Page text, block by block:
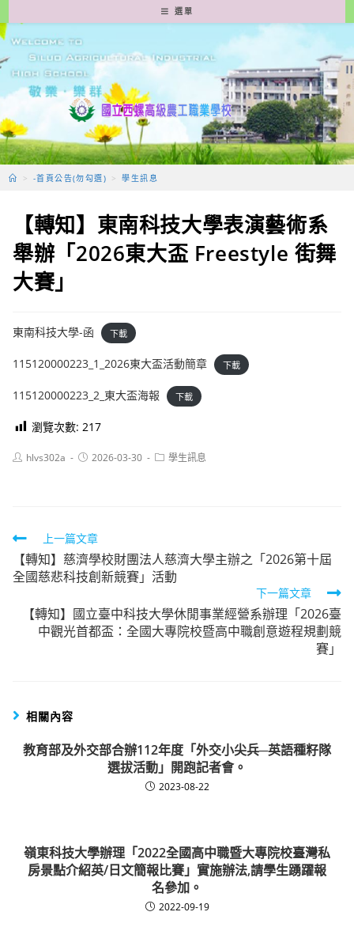
轉
至
要
容
選單
> -首頁公告(勿勾選) > 學生訊息
【轉知】東南科技大學表演藝術系
舉辦「2026東大盃 Freestyle 街舞
大賽」
東南科技大學-函 下載
115120000223_1_2026東大盃活動簡章 下載
115120000223_2_東大盃海報 下載
瀏覽次數: 217
Posthlvs302a
Post2026-03-30
Post學生訊息
Read
more
articles
上一篇文章
【轉知】慈濟學校財團法人慈濟大學主辦之「2026第十屆
全國慈悲科技創新競賽」活動
下一篇文章
【轉知】國立臺中科技大學休閒事業經營系辦理「2026臺
中觀光首都盃：全國大專院校暨高中職創意遊程規劃競
賽」
相關內容
教育部及外交部合辦112年度「外交小尖兵─英語種籽隊
選拔活動」開跑記者會。
2023-08-22
嶺東科技大學辦理「2022全國高中職暨大專院校臺灣私
房景點介紹英/日文簡報比賽」實施辦法,請學生踴躍報
名參加。
2022-09-19